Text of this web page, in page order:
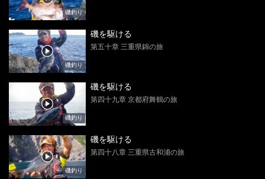
磯釣り
磯釣り
磯を駆ける
第五十章 三重県錦の旅
磯釣り
磯を駆ける
第四十九章 京都府舞鶴の旅
磯釣り
磯を駆ける
第四十八章 三重県古和浦の旅